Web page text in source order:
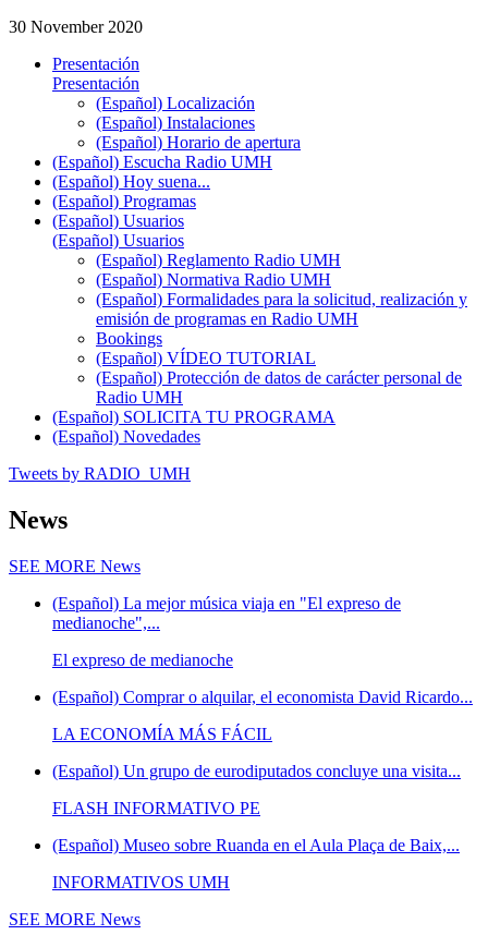
30 November 2020
Presentación
Presentación
(Español) Localización
(Español) Instalaciones
(Español) Horario de apertura
(Español) Escucha Radio UMH
(Español) Hoy suena...
(Español) Programas
(Español) Usuarios
(Español) Usuarios
(Español) Reglamento Radio UMH
(Español) Normativa Radio UMH
(Español) Formalidades para la solicitud, realización y
emisión de programas en Radio UMH
Bookings
(Español) VÍDEO TUTORIAL
(Español) Protección de datos de carácter personal de
Radio UMH
(Español) SOLICITA TU PROGRAMA
(Español) Novedades
Tweets by RADIO_UMH
News
SEE MORE News
(Español) La mejor música viaja en "El expreso de
medianoche",...
El expreso de medianoche
(Español) Comprar o alquilar, el economista David Ricardo...
LA ECONOMÍA MÁS FÁCIL
(Español) Un grupo de eurodiputados concluye una visita...
FLASH INFORMATIVO PE
(Español) Museo sobre Ruanda en el Aula Plaça de Baix,...
INFORMATIVOS UMH
SEE MORE News